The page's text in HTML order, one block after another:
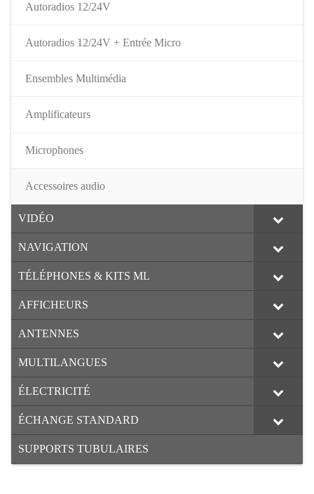
Autoradios 12/24V
Autoradios 12/24V + Entrée Micro
Ensembles Multimédia
Amplificateurs
Microphones
Accessoires audio
VIDÉO
NAVIGATION
TÉLÉPHONES & KITS ML
AFFICHEURS
ANTENNES
MULTILANGUES
ÉLECTRICITÉ
ÉCHANGE STANDARD
SUPPORTS TUBULAIRES